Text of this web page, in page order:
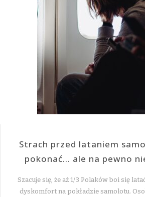
Strach przed lataniem
pokonać… ale na pewno
Szacuje się, że aż 1/3 Polaków boi się
dyskomfort na pokładzie samolotu.